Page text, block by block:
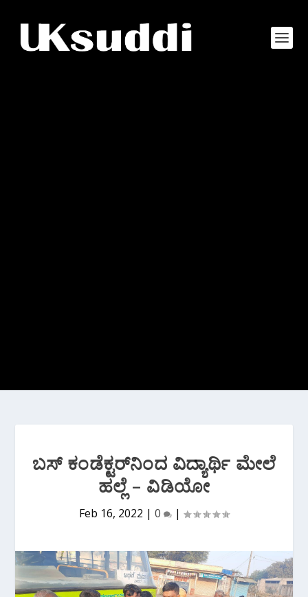
ಬಸ್ ಕಂಡೆಕ್ಟರ್‌ನಿಂದ ವಿದ್ಯಾರ್ಥಿ ಮೇಲೆ
ಹಲ್ಲೆ – ವಿಡಿಯೋ
Feb 16, 2022 | 0 |